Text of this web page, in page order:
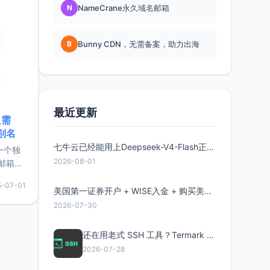
名
个独
箱等
较有
惠的
07-01
N NameCrane永久域名邮箱
B Bunny CDN，无需备案，助力出海
最近更新
七牛云已经能用上Deepseek-V4-Flash正式版了，点此领取300万Token
2026-08-01
美国第一证券开户 + WISE入金 + 购买美股全流程分享
2026-07-30
还在用老式 SSH 工具？Termark 新一代跨平台智能SSH客户端了解一下
2026-07-28